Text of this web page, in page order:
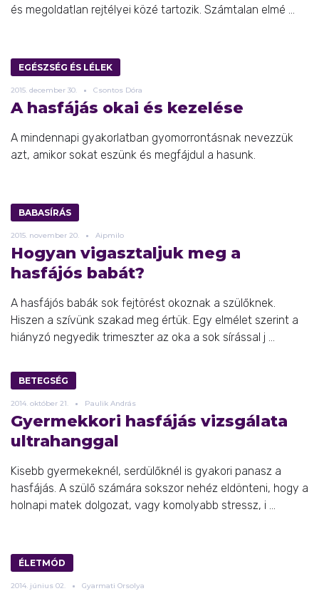
és megoldatlan rejtélyei közé tartozik. Számtalan elmé ...
EGÉSZSÉG ÉS LÉLEK
2015. december 30. Csontos Dóra
A hasfájás okai és kezelése
A mindennapi gyakorlatban gyomorrontásnak nevezzük
azt, amikor sokat eszünk és megfájdul a hasunk.
BABASÍRÁS
2015. november 20. Aipmilo
Hogyan vigasztaljuk meg a
hasfájós babát?
A hasfájós babák sok fejtörést okoznak a szülőknek.
Hiszen a szívünk szakad meg értük. Egy elmélet szerint a
hiányzó negyedik trimeszter az oka a sok sírással j ...
BETEGSÉG
2014. október 21. Paulik András
Gyermekkori hasfájás vizsgálata
ultrahanggal
Kisebb gyermekeknél, serdülőknél is gyakori panasz a
hasfájás. A szülő számára sokszor nehéz eldönteni, hogy a
holnapi matek dolgozat, vagy komolyabb stressz, i ...
ÉLETMÓD
2014. június 02. Gyarmati Orsolya